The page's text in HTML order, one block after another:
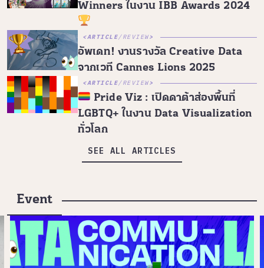
Winners ในงาน IBB Awards 2024
ARTICLE/REVIEW
อัพเดท! งานรางวัล Creative Data
จากเวที Cannes Lions 2025
ARTICLE/REVIEW
Pride Viz : เปิดดาต้าส่องพื้นที่
LGBTQ+ ในงาน Data Visualization
ทั่วโลก
SEE ALL ARTICLES
Event